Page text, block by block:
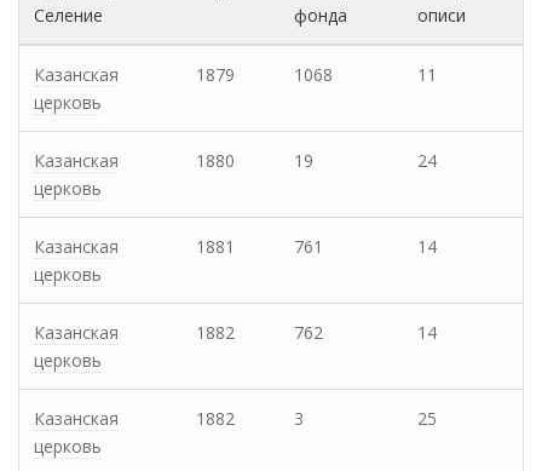
Селение
фонда
описи
Казанская
церковь
1879 1068 11
Казанская
церковь
1880 19 24
Казанская
церковь
1881 761 14
Казанская
церковь
1882 762 14
Казанская
церковь
1882 3 25